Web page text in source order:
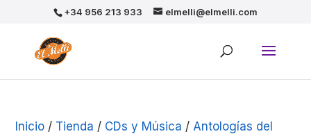
+34 956 213 933 elmelli@elmelli.com
Inicio / Tienda / CDs y Música / Antologías del